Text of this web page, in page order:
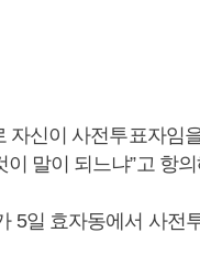
신이 사전투표자임
말이 되느냐”고 항
5일 효자동에서 사전